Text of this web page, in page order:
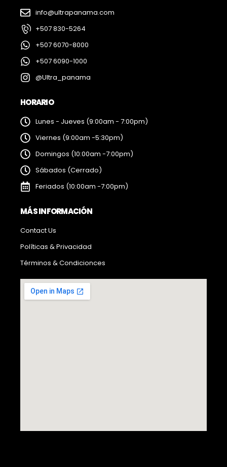
info@ultrapanama.com
+507 830-5264
+507 6070-8000
+507 6090-1000
@Ultra_panama
HORARIO
Lunes - Jueves (9:00am - 7:00pm)
Viernes (9:00am -5:30pm)
Domingos (10:00am -7:00pm)
Sábados (Cerrado)
Feriados (10:00am -7:00pm)
MÁS INFORMACIÓN
Contact Us
Políticas & Privacidad
Términos & Condicionces